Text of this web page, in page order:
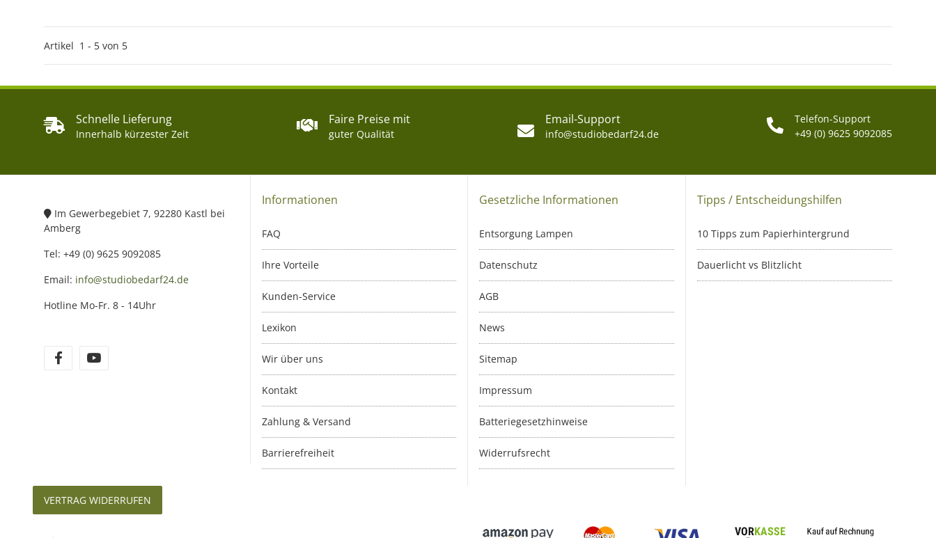
Artikel 1 - 5 von 5
Schnelle Lieferung
Innerhalb kürzester Zeit
Faire Preise mit
guter Qualität
Email-Support
info@studiobedarf24.de
Telefon-Support
+49 (0) 9625 9092085
Im Gewerbegebiet 7, 92280 Kastl bei
Amberg
Tel: +49 (0) 9625 9092085
Email: info@studiobedarf24.de
Hotline Mo-Fr. 8 - 14Uhr
Informationen
FAQ
Ihre Vorteile
Kunden-Service
Lexikon
Wir über uns
Kontakt
Zahlung & Versand
Barrierefreiheit
Gesetzliche Informationen
Entsorgung Lampen
Datenschutz
AGB
News
Sitemap
Impressum
Batteriegesetzhinweise
Widerrufsrecht
Tipps / Entscheidungshilfen
10 Tipps zum Papierhintergrund
Dauerlicht vs Blitzlicht
VERTRAG WIDERRUFEN